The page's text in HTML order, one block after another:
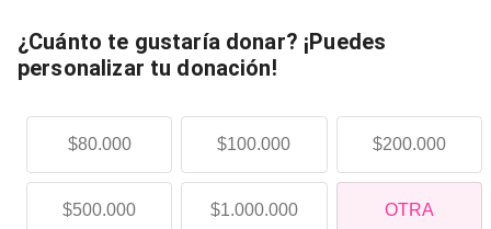
¿Cuánto te gustaría donar? ¡Puedes
personalizar tu donación!
$80.000 $100.000 $200.000
$500.000 $1.000.000
OTRA